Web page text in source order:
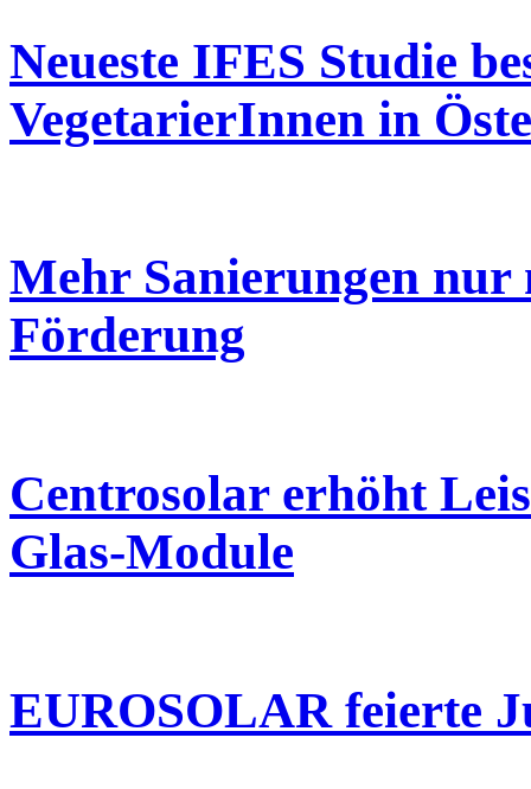
Neueste IFES Studie
VegetarierInnen in
Mehr Sanierungen nur
Förderung
Centrosolar erhöht
Glas-Module
EUROSOLAR feierte